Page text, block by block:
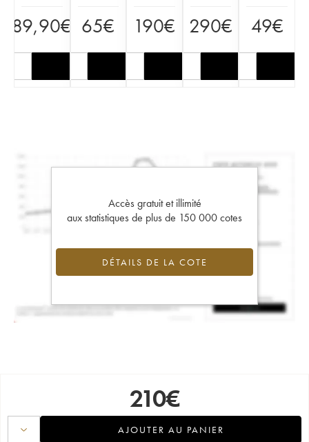
89,90€ 65€ 190€ 290€ 49€
Accès gratuit et illimité
aux statistiques de plus de 150 000 cotes
DÉTAILS DE LA COTE
210€
AJOUTER AU PANIER